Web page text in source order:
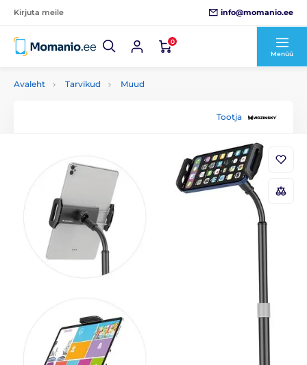
Kirjuta meile info@momanio.ee
0
Menüü
Avaleht Tarvikud Muud
Tootja